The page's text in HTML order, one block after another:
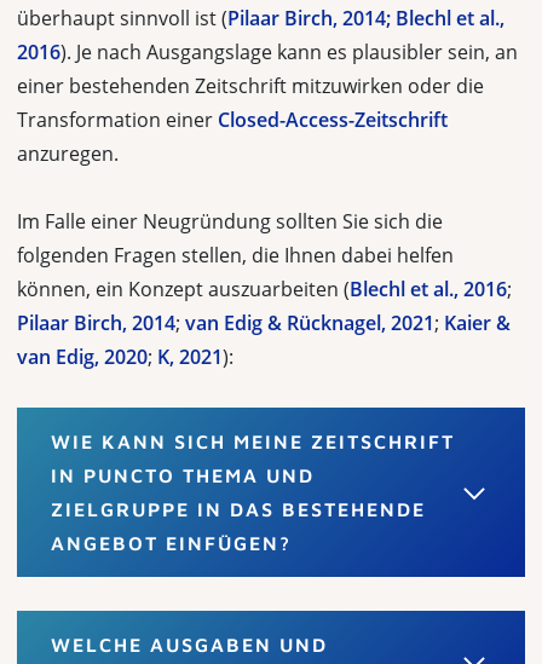
überhaupt sinnvoll ist (Pilaar Birch, 2014; Blechl et al.,
2016). Je nach Ausgangslage kann es plausibler sein, an
einer bestehenden Zeitschrift mitzuwirken oder die
Transformation einer Closed-Access-Zeitschrift
anzuregen.
Im Falle einer Neugründung sollten Sie sich die
folgenden Fragen stellen, die Ihnen dabei helfen
können, ein Konzept auszuarbeiten (Blechl et al., 2016;
Pilaar Birch, 2014; van Edig & Rücknagel, 2021; Kaier &
van Edig, 2020; K, 2021):
WIE KANN SICH MEINE ZEITSCHRIFT
IN PUNCTO THEMA UND
ZIELGRUPPE IN DAS BESTEHENDE
ANGEBOT EINFÜGEN?
WELCHE AUSGABEN UND